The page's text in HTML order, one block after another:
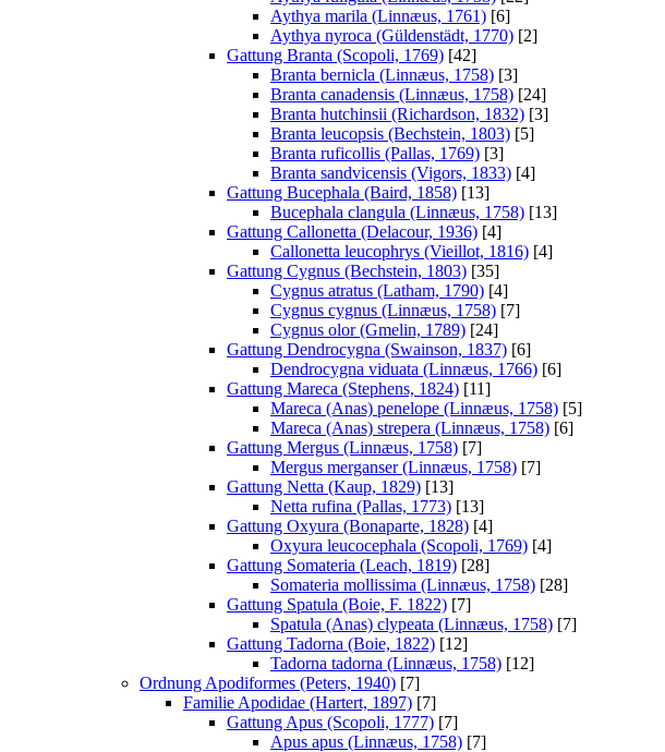
Aythya marila (Linnæus, 1761) [6]
Aythya nyroca (Güldenstädt, 1770) [2]
Gattung Branta (Scopoli, 1769) [42]
Branta bernicla (Linnæus, 1758) [3]
Branta canadensis (Linnæus, 1758) [24]
Branta hutchinsii (Richardson, 1832) [3]
Branta leucopsis (Bechstein, 1803) [5]
Branta ruficollis (Pallas, 1769) [3]
Branta sandvicensis (Vigors, 1833) [4]
Gattung Bucephala (Baird, 1858) [13]
Bucephala clangula (Linnæus, 1758) [13]
Gattung Callonetta (Delacour, 1936) [4]
Callonetta leucophrys (Vieillot, 1816) [4]
Gattung Cygnus (Bechstein, 1803) [35]
Cygnus atratus (Latham, 1790) [4]
Cygnus cygnus (Linnæus, 1758) [7]
Cygnus olor (Gmelin, 1789) [24]
Gattung Dendrocygna (Swainson, 1837) [6]
Dendrocygna viduata (Linnæus, 1766) [6]
Gattung Mareca (Stephens, 1824) [11]
Mareca (Anas) penelope (Linnæus, 1758) [5]
Mareca (Anas) strepera (Linnæus, 1758) [6]
Gattung Mergus (Linnæus, 1758) [7]
Mergus merganser (Linnæus, 1758) [7]
Gattung Netta (Kaup, 1829) [13]
Netta rufina (Pallas, 1773) [13]
Gattung Oxyura (Bonaparte, 1828) [4]
Oxyura leucocephala (Scopoli, 1769) [4]
Gattung Somateria (Leach, 1819) [28]
Somateria mollissima (Linnæus, 1758) [28]
Gattung Spatula (Boie, F. 1822) [7]
Spatula (Anas) clypeata (Linnæus, 1758) [7]
Gattung Tadorna (Boie, 1822) [12]
Tadorna tadorna (Linnæus, 1758) [12]
Ordnung Apodiformes (Peters, 1940) [7]
Familie Apodidae (Hartert, 1897) [7]
Gattung Apus (Scopoli, 1777) [7]
Apus apus (Linnæus, 1758) [7]